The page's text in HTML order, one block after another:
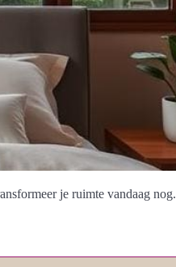
je ruimte vandaag nog.